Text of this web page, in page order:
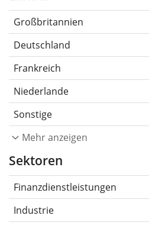
Großbritannien
Deutschland
Frankreich
Niederlande
Sonstige
Mehr anzeigen
Sektoren
Finanzdienstleistungen
Industrie